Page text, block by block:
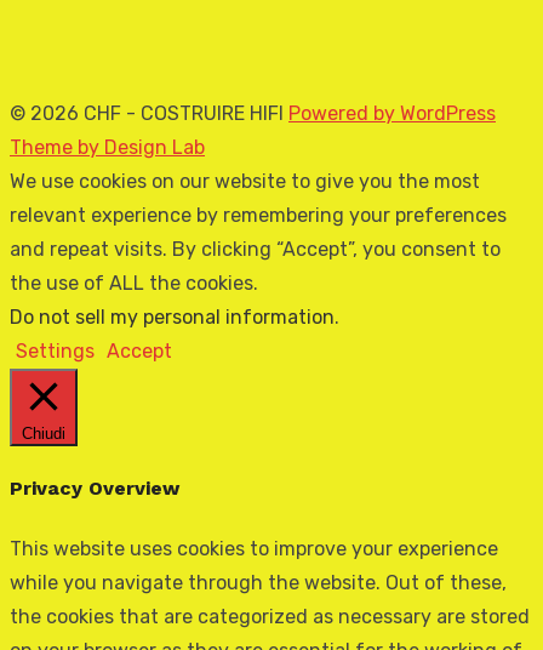
© 2026 CHF - COSTRUIRE HIFI Powered by WordPress
Theme by Design Lab
We use cookies on our website to give you the most
relevant experience by remembering your preferences
and repeat visits. By clicking “Accept”, you consent to
the use of ALL the cookies.
Do not sell my personal information.
Settings Accept
Chiudi
Privacy Overview
This website uses cookies to improve your experience
while you navigate through the website. Out of these,
the cookies that are categorized as necessary are stored